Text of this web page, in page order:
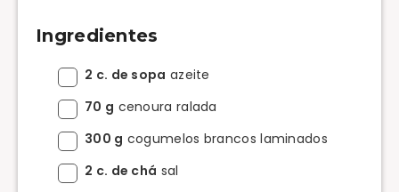
Ingredientes
2 c. de sopa azeite
70 g cenoura ralada
300 g cogumelos brancos laminados
2 c. de chá sal